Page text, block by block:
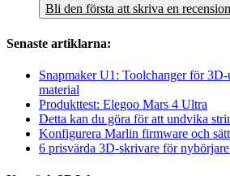
Bli den första att skriva en
Senaste artiklarna:
Snapmaker U1: Toolchanger för
material
Produkttest: Elegoo Mars 4 Ultra
Detta kan du göra för att undvika
Konfigurera Marlin firmware och
6 prisvärda 3D-skrivare för